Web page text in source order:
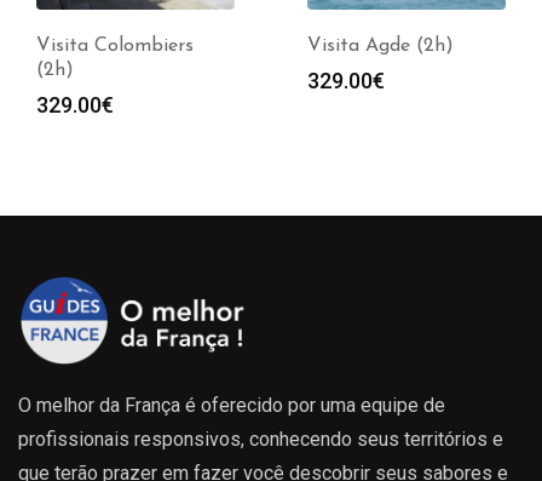
Visita Colombiers
(2h)
329.00€
Visita Agde (2h)
329.00€
O melhor da França é oferecido por uma equipe de
profissionais responsivos, conhecendo seus territórios e
que terão prazer em fazer você descobrir seus sabores e